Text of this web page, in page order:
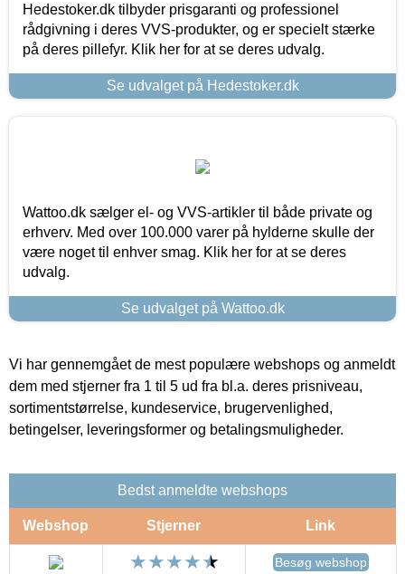
Hedestoker.dk tilbyder prisgaranti og professionel
rådgivning i deres VVS-produkter, og er specielt stærke
på deres pillefyr. Klik her for at se deres udvalg.
Se udvalget på Hedestoker.dk
Wattoo.dk sælger el- og VVS-artikler til både private og
erhverv. Med over 100.000 varer på hylderne skulle der
være noget til enhver smag. Klik her for at se deres
udvalg.
Se udvalget på Wattoo.dk
Vi har gennemgået de mest populære webshops og anmeldt
dem med stjerner fra 1 til 5 ud fra bl.a. deres prisniveau,
sortimentstørrelse, kundeservice, brugervenlighed,
betingelser, leveringsformer og betalingsmuligheder.
Bedst anmeldte webshops
Webshop Stjerner Link
Besøg webshop